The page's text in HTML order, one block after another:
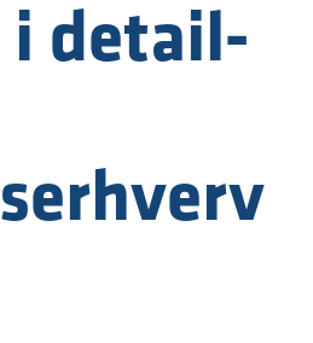
i detail-